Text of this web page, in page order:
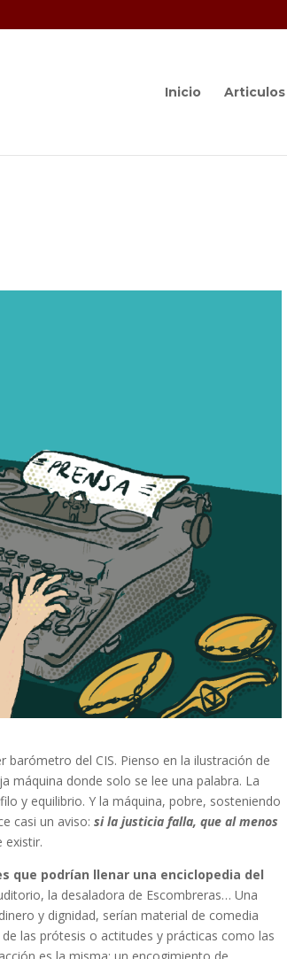
Inicio Articulos
del CIS. Pienso en la ilustración de
máquina donde solo se lee una palabra. La
y equilibrio. Y la máquina, pobre, sosteniendo
casi un aviso: si la justicia falla, que al menos
existir.
que podrían llenar una enciclopedia del
la desaladora de Escombreras… Una
y dignidad, serían material de comedia
las prótesis o actitudes y prácticas como las
es la misma: un encogimiento de